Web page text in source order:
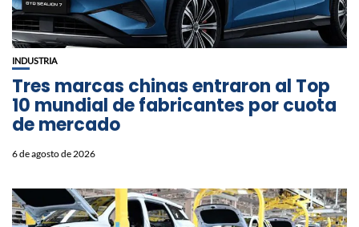
INDUSTRIA
Tres marcas chinas entraron al Top
10 mundial de fabricantes por cuota
de mercado
6 de agosto de 2026